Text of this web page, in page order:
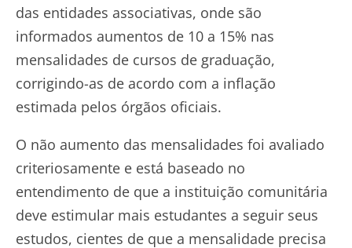
das entidades associativas, onde são
informados aumentos de 10 a 15% nas
mensalidades de cursos de graduação,
corrigindo-as de acordo com a inflação
estimada pelos órgãos oficiais.
O não aumento das mensalidades foi avaliado
criteriosamente e está baseado no
entendimento de que a instituição comunitária
deve estimular mais estudantes a seguir seus
estudos, cientes de que a mensalidade precisa